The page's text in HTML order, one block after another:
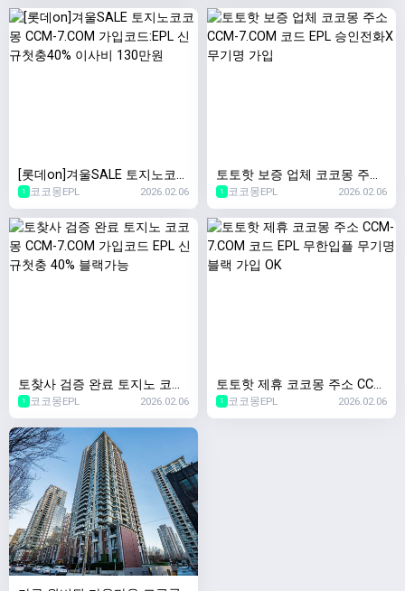
of Surrey Central
[롯데on]겨울SALE 토지노코코
몽 CCM-7.COM 가입코드:EPL
신규첫충40% 이사비 130만원
1 코코몽EPL 2026.02.06
토토핫 보증 업체 코코몽 주소
CCM-7.COM 코드 EPL 승인전
화X 무기명 가입
1 코코몽EPL 2026.02.06
토찾사 검증 완료 토지노 코코
몽 CCM-7.COM 가입코드 EPL
신규첫충 40% 블랙가능
1 코코몽EPL 2026.02.06
토토핫 제휴 코코몽 주소 CCM
-7.COM 코드 EPL 무한입플 무
기명 블랙 가입 OK
1 코코몽EPL 2026.02.06